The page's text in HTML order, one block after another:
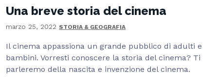
Una breve storia del cinema
marzo 25, 2022 STORIA & GEOGRAFIA
Il cinema appassiona un grande pubblico di adulti e
bambini. Vorresti conoscere la storia del cinema? Ti
parleremo della nascita e invenzione del cinema.